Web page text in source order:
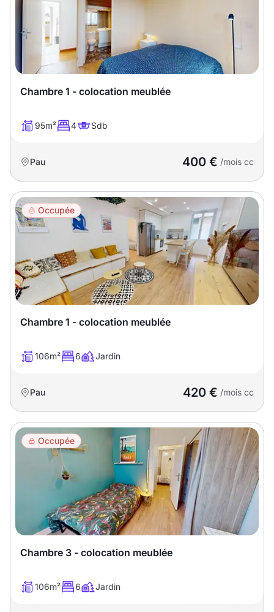
Chambre 1 - colocation meublée
95m² 4 Sdb
Pau 400 € /mois cc
Occupée
Chambre 1 - colocation meublée
106m² 6 Jardin
Pau 420 € /mois cc
Occupée
Chambre 3 - colocation meublée
106m² 6 Jardin